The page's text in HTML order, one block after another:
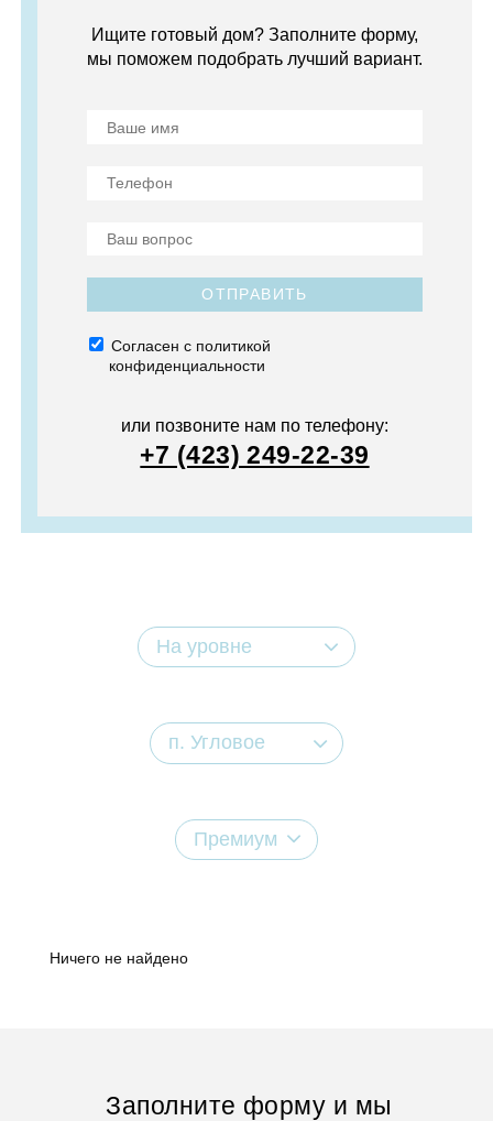
Ищите готовый дом? Заполните форму,
мы поможем подобрать лучший вариант.
ОТПРАВИТЬ
Согласен с политикой
конфиденциальности
или позвоните нам по телефону:
+7 (423) 249-22-39
На уровне
п. Угловое
Премиум
Ничего не найдено
Заполните форму и мы